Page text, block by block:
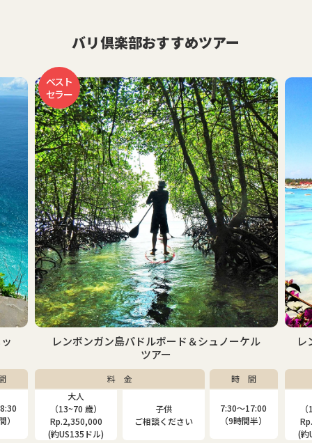
バリ倶楽部おすすめツアー
）
ベスト
セラー
レンボンガン島パドルボード＆シュノーケル
ツアー
料 金
大人
（13~70 歳）
Rp.2,350,000
(約US135ドル)
子供
ご相談ください
時 間
7:30〜17:00
（9時間半）
レ
(約